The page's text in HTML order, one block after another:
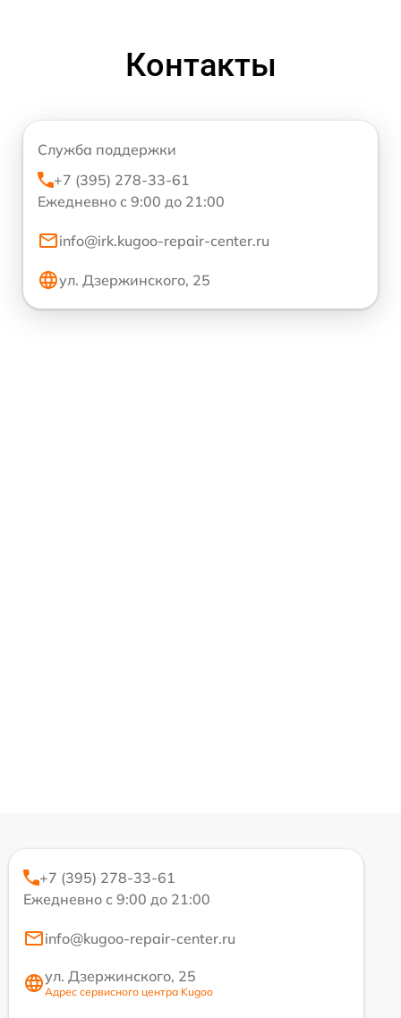
Контакты
Служба поддержки
+7 (395) 278-33-61
Ежедневно с 9:00 до 21:00
info@irk.kugoo-repair-center.ru
ул. Дзержинского, 25
+7 (395) 278-33-61
Ежедневно с 9:00 до 21:00
info@kugoo-repair-center.ru
ул. Дзержинского, 25
Адрес сервисного центра Kugoo